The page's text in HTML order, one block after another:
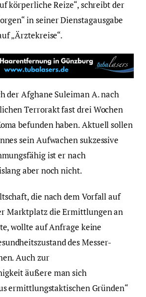
körperliche Reize“, schreibt der
in seiner Dienstagausgabe
„Ärztekreise“.
der Afghane Suleiman A. nach
Terrorakt fast drei Wochen
befunden haben. Aktuell sollen
sein Aufwachen sukzessive
ist er nach
aber noch nicht.
die nach dem Vorfall auf
Marktplatz die Ermittlungen an
wollte auf Anfrage keine
des Messer-
Auch zur
äußere man sich
ermittlungstaktischen Gründen“